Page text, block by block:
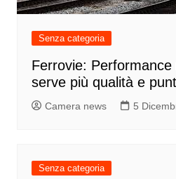
Senza categoria
Ferrovie:
serve più qualità e
Camera news 5
Senza categoria